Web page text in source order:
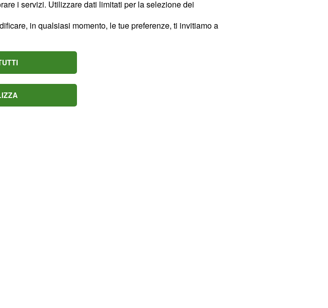
i servizi. Utilizzare dati limitati per la selezione dei
in qualsiasi momento, le tue preferenze, ti invitiamo a